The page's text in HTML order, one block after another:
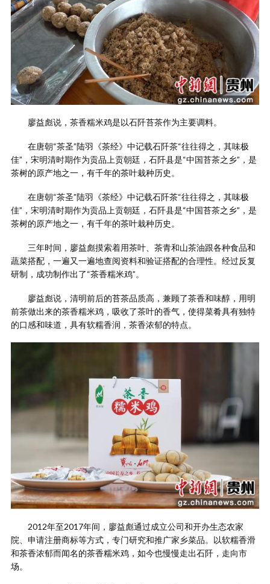
廖益彪说，茶香糯米鸡是以石阡苔茶作为主要调料。
在唐朝“茶圣”陆羽《茶经》中记载石阡茶“往往得之，其味极
佳”，宋明清时期作为贡品上贡朝廷，石阡县是“中国苔茶之乡”，是
茶树的原产地之一，有千年的茶叶栽种历史。
在唐朝“茶圣”陆羽《茶经》中记载石阡茶“往往得之，其味极
佳”，宋明清时期作为贡品上贡朝廷，石阡县是“中国苔茶之乡”，是
茶树的原产地之一，有千年的茶叶栽种历史。
三年时间，廖益彪摸索着用茶叶、茶青和山茶油跟各种食品和
蔬菜搭配，一遍又一遍地查阅资料和验证搭配的合理性。经过反复
研制，成功制作出了“茶香糯米鸡”。
廖益彪说，清明前后的苔茶品质高，兼顾了茶香和味醇，用明
前茶做出来的茶香糯米鸡，吸收了茶叶的香气，使得菜肴具有独特
的口感和味道，具有软糯香润，茶香浓郁的特点。
2012年至2017年间，廖益彪通过成立公司和开办生态农家
院、申请注册商标等方式，专门研究和推广家乡菜品。以软糯香滑
和茶香浓郁而闻名的茶香糯米鸡，如今也慢慢走出石阡，走向市
场。